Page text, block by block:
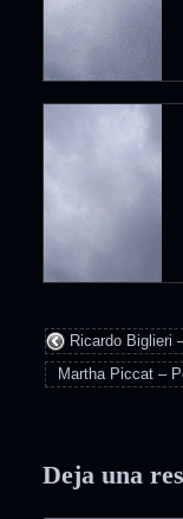
Ricardo Biglieri
Martha Piccat –
Deja una